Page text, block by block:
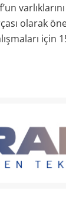
olarak
için